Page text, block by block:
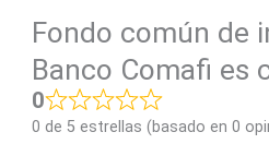
Fondo común de
Banco Comafi es
0
0 de 5 estrellas (basado en 0